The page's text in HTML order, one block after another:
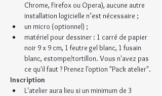
Chrome, Firefox ou Opera), aucune autre
installation logicielle n’est nécessaire ;
un micro (optionnel) ;
matériel pour dessiner : 1 carré de papier
noir 9 x 9 cm, 1 feutre gel blanc, 1 fusain
blanc, estompe/tortillon. Vous n'avez pas
ce qu'il faut ? Prenez l'option "Pack atelier".
Inscription
L'atelier aura lieu si un minimum de 3